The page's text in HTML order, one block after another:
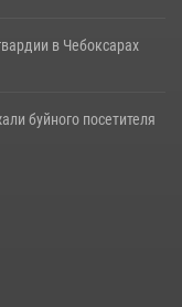
в Чебоксарах
буйного посетителя